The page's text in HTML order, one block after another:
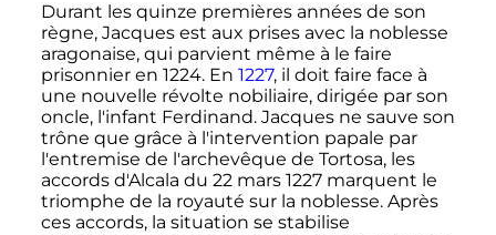
Durant les quinze premières années de son
règne, Jacques est aux prises avec la noblesse
aragonaise, qui parvient même à le faire
prisonnier en 1224. En 1227, il doit faire face à
une nouvelle révolte nobiliaire, dirigée par son
oncle, l'infant Ferdinand. Jacques ne sauve son
trône que grâce à l'intervention papale par
l'entremise de l'archevêque de Tortosa, les
accords d'Alcala du 22 mars 1227marquent le
triomphe de la royauté sur la noblesse. Après
ces accords, la situation se stabilise